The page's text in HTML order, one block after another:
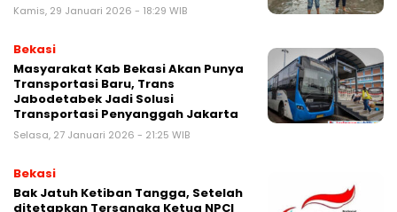
Kamis, 29 Januari 2026 - 18:29 WIB
Bekasi
Masyarakat Kab Bekasi Akan Punya
Transportasi Baru, Trans
Jabodetabek Jadi Solusi
Transportasi Penyanggah Jakarta
Selasa, 27 Januari 2026 - 21:25 WIB
Bekasi
Bak Jatuh Ketiban Tangga, Setelah
ditetapkan Tersangka Ketua NPCI